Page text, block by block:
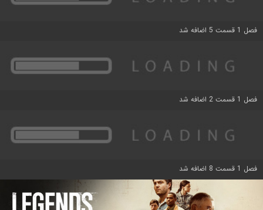
فصل 1 قسمت 5 اضافه شد
فصل 1 قسمت 2 اضافه شد
فصل 1 قسمت 8 اضافه شد